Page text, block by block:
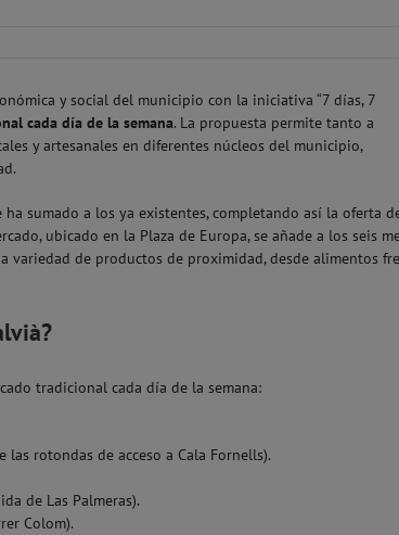
y social del municipio con la iniciativa “7 días, 7
cada día de la semana. La propuesta permite tanto a
y artesanales en diferentes núcleos del municipio,
ha sumado a los ya existentes, completando así la oferta
ubicado en la Plaza de Europa, se añade a los seis
de productos de proximidad, desde alimentos
tradicional cada día de la semana:
las rotondas de acceso a Cala Fornells).
de Las Palmeras).
Colom).